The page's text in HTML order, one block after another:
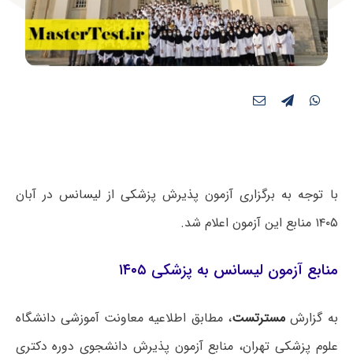
با توجه به برگزاری آزمون پذیرش پزشکی از لیسانس در آبان
۱۴۰۵ منابع این آزمون اعلام شد.
منابع آزمون لیسانس به پزشکی ۱۴۰۵
به گزارشمسترتست، مطابق اطلاعیه معاونت آموزشی دانشگاه
علوم پزشکی تهران، منابع آزمون پذیرش دانشجوی دوره دکتری